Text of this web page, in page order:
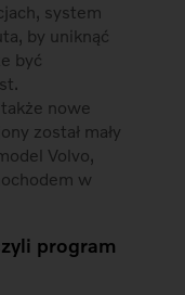
system
by uniknąć
być
nowe
został mały
Volvo,
w
program